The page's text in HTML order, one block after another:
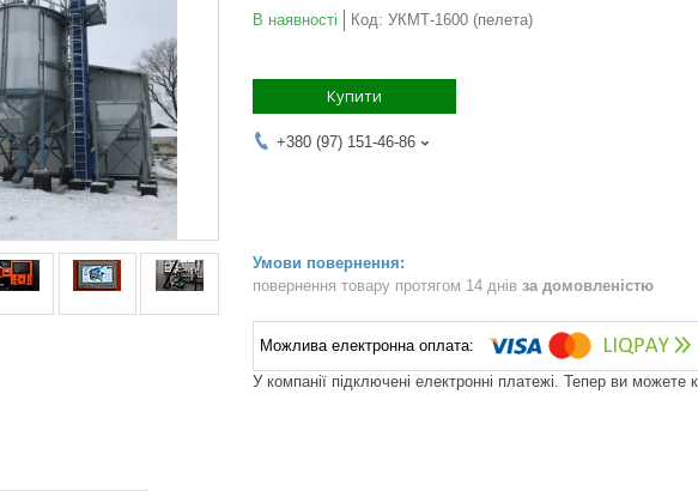
В наявності Код: УКМТ-1600 (пелета)
Купити
+380 (97) 151-46-86
повернення товару протягом 14 днів за домовленістю
У компанії підключені електронні платежі. Тепер ви